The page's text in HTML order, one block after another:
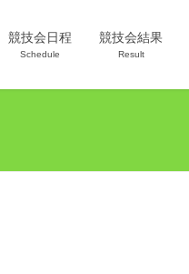
競技会日程
Schedule
競技会結果
Result